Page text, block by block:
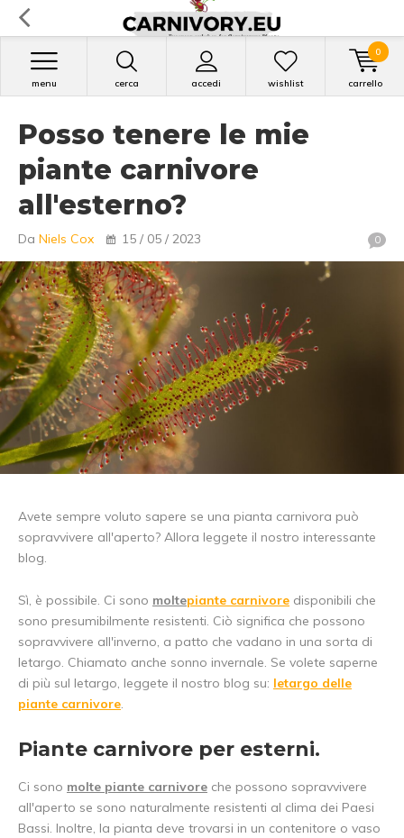
cerca accedi
menu wishlist carrello
0
Posso tenere le mie
piante carnivore
all'esterno?
Da Niels Cox 15 / 05 / 2023 0
Avete sempre voluto sapere se una pianta carnivora può
sopravvivere all'aperto? Allora leggete il nostro interessante
blog.
Sì, è possibile. Ci sono moltepiante carnivore disponibili che
sono presumibilmente resistenti. Ciò significa che possono
sopravvivere all'inverno, a patto che vadano in una sorta di
letargo. Chiamato anche sonno invernale. Se volete saperne
di più sul letargo, leggete il nostro blog su: letargo delle
piante carnivore.
Piante carnivore per esterni.
Ci sono molte piante carnivore che possono sopravvivere
all'aperto se sono naturalmente resistenti al clima dei Paesi
Bassi. Inoltre, la pianta deve trovarsi in un contenitore o vaso